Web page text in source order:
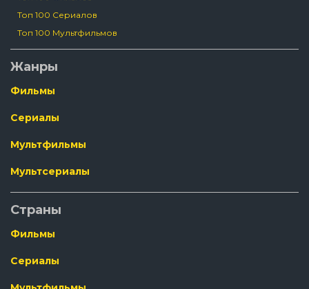
Топ 100 Сериалов
Топ 100 Мультфильмов
Жанры
Фильмы
Сериалы
Мультфильмы
Мультсериалы
Страны
Фильмы
Сериалы